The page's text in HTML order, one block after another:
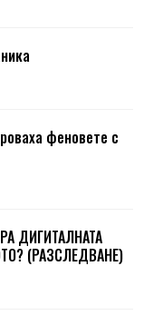
феновете с
ДИГИТАЛНАТА
(РАЗСЛЕДВАНЕ)